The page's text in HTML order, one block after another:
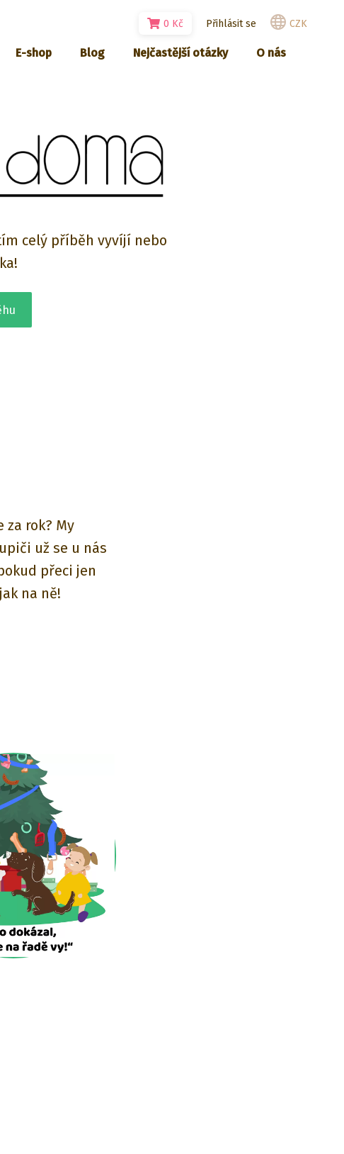
E-shop Blog Nejčastější otázky O nás
0 Kč Přihlásit se CZK
celý příběh vyvíjí nebo
za rok? My
už se u nás
přeci jen
na ně!